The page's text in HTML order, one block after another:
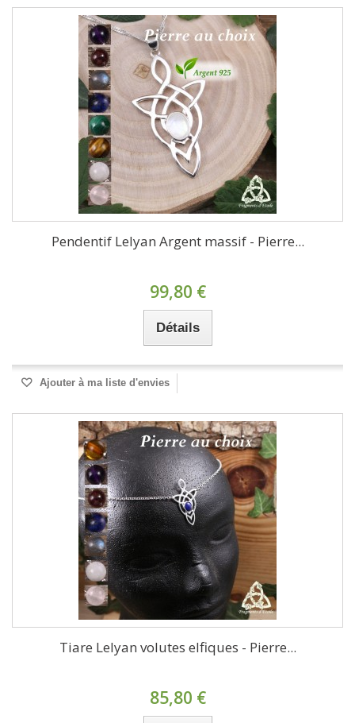
Pendentif Lelyan Argent massif - Pierre...
99,80 €
Détails
Ajouter à ma liste d'envies
Tiare Lelyan volutes elfiques - Pierre...
85,80 €